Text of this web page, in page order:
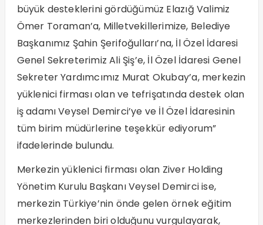
büyük desteklerini gördüğümüz Elazığ Valimiz
Ömer Toraman’a, Milletvekillerimize, Belediye
Başkanımız Şahin Şerifoğulları’na, İl Özel İdaresi
Genel Sekreterimiz Ali Şiş’e, İl Özel İdaresi Genel
Sekreter Yardımcımız Murat Okubay’a, merkezin
yüklenici firması olan ve tefrişatında destek olan
iş adamı Veysel Demirci’ye ve İl Özel İdaresinin
tüm birim müdürlerine teşekkür ediyorum”
ifadelerinde bulundu.
Merkezin yüklenici firması olan Ziver Holding
Yönetim Kurulu Başkanı Veysel Demirci ise,
merkezin Türkiye’nin önde gelen örnek eğitim
merkezlerinden biri olduğunu vurgulayarak,